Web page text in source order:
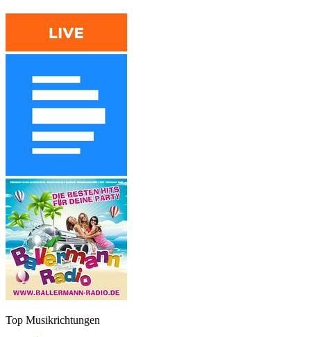
Top Musikrichtungen